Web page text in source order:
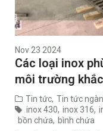
Nov 23 2024
Các loại inox
môi trường
Tin tức, Tin tức
inox 430, inox 316,
bồn chứa, bình chứa